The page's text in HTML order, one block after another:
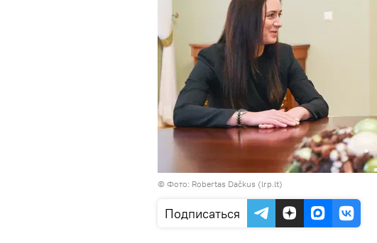
© Фото: Robertas Dačkus (lrp.lt)
Подписаться